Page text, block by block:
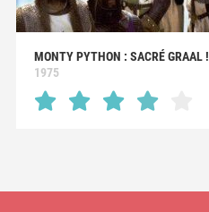
MONTY PYTHON : SACRÉ GRAAL !
1975